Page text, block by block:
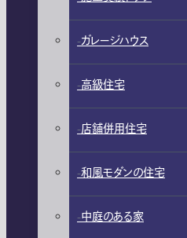
ガレージハウス
高級住宅
店舗併用住宅
和風モダンの住宅
中庭のある家